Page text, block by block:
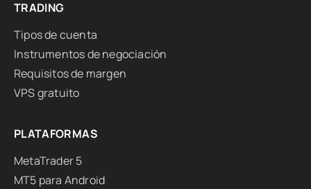
TRADING
Tipos de cuenta
Instrumentos de negociación
Requisitos de margen
VPS gratuito
PLATAFORMAS
MetaTrader 5
MT5 para Android